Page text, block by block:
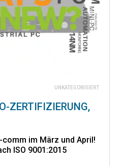
UNKATEGORISIERT
ZERTIFIZIERUNG,
im März und April!
ISO 9001:2015